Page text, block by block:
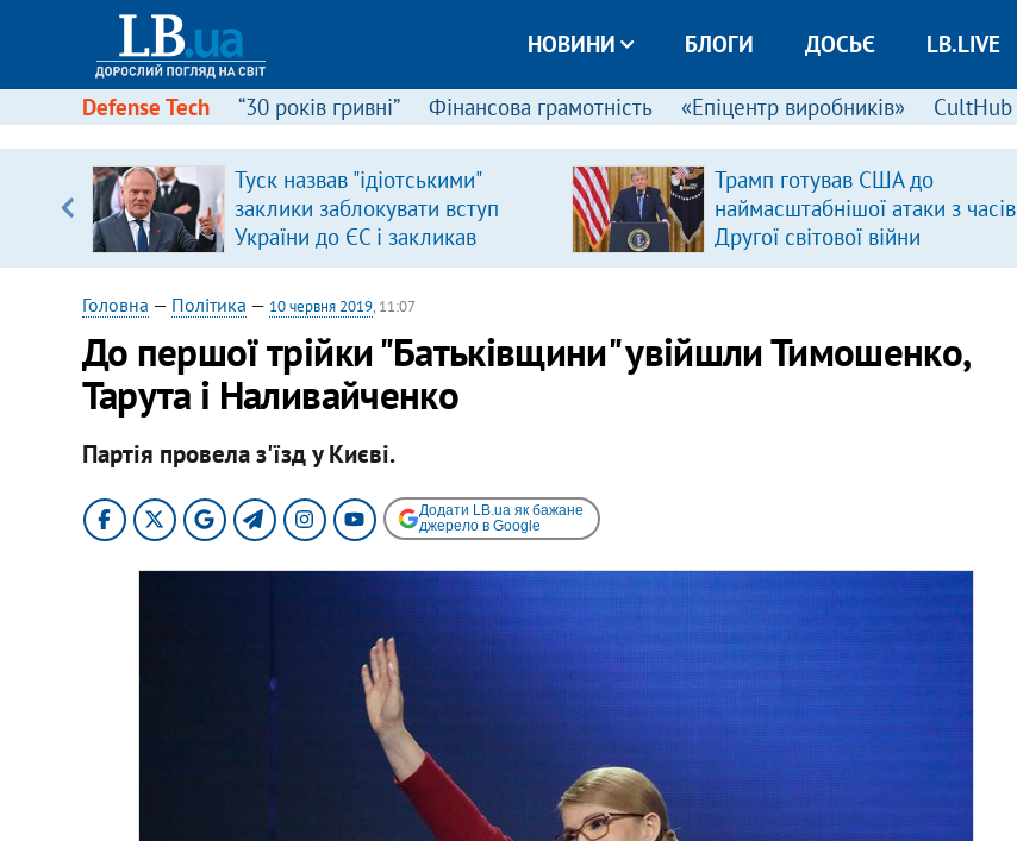
НОВИНИ БЛОГИ ДОСЬЄ LB.LIVE
Defense Tech “30 років гривні” Фінансова грамотність «Епіцентр виробників» CultHub
Туск назвав "ідіотськими"
заклики заблокувати вступ
України до ЄС і закликав
припинити антиукраїнську
риторику
Трамп готував США до
наймасштабнішої атаки з часів
Другої світової війни
Головна — Політика — 10 червня 2019, 11:07
До першої трійки "Батьківщини" увійшли Тимошенко,
Тарута і Наливайченко
Партія провела з'їзд у Києві.
Додати LB.ua як бажане
джерело в Google